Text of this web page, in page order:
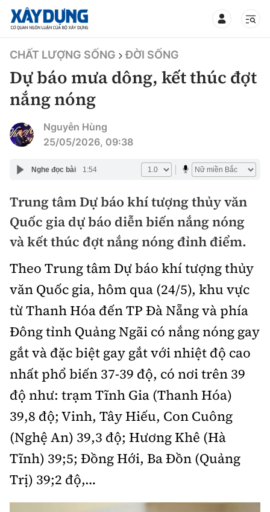
TIN BỘ XÂY DỰNG
CHUYÊN MỤC
Chính trị
Xã hội
Chuyện dọc đường
Cải chính
Xây dựng
Quy hoạch kiến trúc
Vật liệu xây dựng
Giám định chất lượng
Quản lý đô thị
Giao thông
Quản lý
Hàng không
Đường sắt
Đăng kiểm
Đường sắt tốc độ cao
Đường thủy
Hàng hải
Kinh tế
Thị trường
Tài chính
Chứng khoán
Bảo hiểm
Doanh nghiệp
Pháp luật
Thanh tra
An ninh hình sự
Điều tra
Pháp đình
Hỏi - Đáp
An toàn giao thông
Giao thông 24h
ATGT địa phương
Văn hóa giao thông
Lái xe an toàn
Chất lượng sống
Giáo dục
Y tế
Văn hóa - Giải Trí
Văn hóa
Showbiz
Thể thao
Bóng đá
CHẤT LƯỢNG SỐNG ĐỜI SỐNG
Dự báo mưa dông, kết thúc đợt
nắng nóng
Nguyễn Hùng
25/05/2026, 09:38
Nghe đọc bài 1:54
Trung tâm Dự báo khí tượng thủy văn
Quốc gia dự báo diễn biến nắng nóng
và kết thúc đợt nắng nóng đỉnh điểm.
Theo Trung tâm Dự báo khí tượng thủy
văn Quốc gia, hôm qua (24/5), khu vực
từ Thanh Hóa đến TP Đà Nẵng và phía
Đông tỉnh Quảng Ngãi có nắng nóng gay
gắt và đặc biệt gay gắt với nhiệt độ cao
nhất phổ biến 37-39 độ, có nơi trên 39
độ như: trạm Tĩnh Gia (Thanh Hóa)
39,8 độ; Vinh, Tây Hiếu, Con Cuông
(Nghệ An) 39,3 độ; Hương Khê (Hà
Tĩnh) 39;5; Đồng Hới, Ba Đồn (Quảng
Trị) 39;2 độ,…